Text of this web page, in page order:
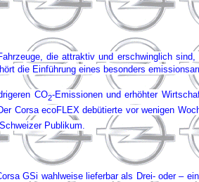
die attraktiv und erschwinglich
die Einführung eines besonders
CO2-Emissionen und erhöhter
Corsa ecoFLEX debütierte vor wenigen
Publikum.
GSi wahlweise lieferbar als Drei- oder –